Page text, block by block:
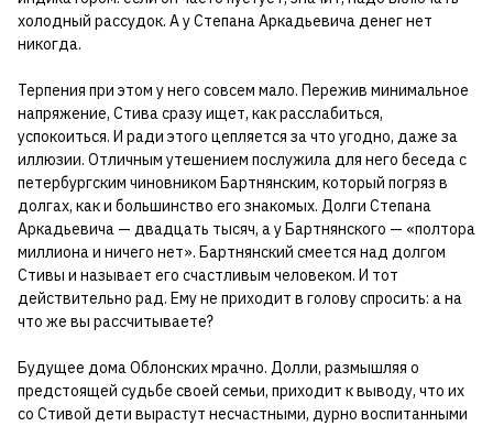
холодный рассудок. А у Степана Аркадьевича денег нет
никогда.
Терпения при этом у него совсем мало. Пережив минимальное
напряжение, Стива сразу ищет, как расслабиться,
успокоиться. И ради этого цепляется за что угодно, даже за
иллюзии. Отличным утешением послужила для него беседа с
петербургским чиновником Бартнянским, который погряз в
долгах, как и большинство его знакомых. Долги Степана
Аркадьевича — двадцать тысяч, а у Бартнянского — «полтора
миллиона и ничего нет». Бартнянский смеется над долгом
Стивы и называет его счастливым человеком. И тот
действительно рад. Ему не приходит в голову спросить: а на
что же вы рассчитываете?
Будущее дома Облонских мрачно. Долли, размышляя о
предстоящей судьбе своей семьи, приходит к выводу, что их
со Стивой дети вырастут несчастными, дурно воспитанными